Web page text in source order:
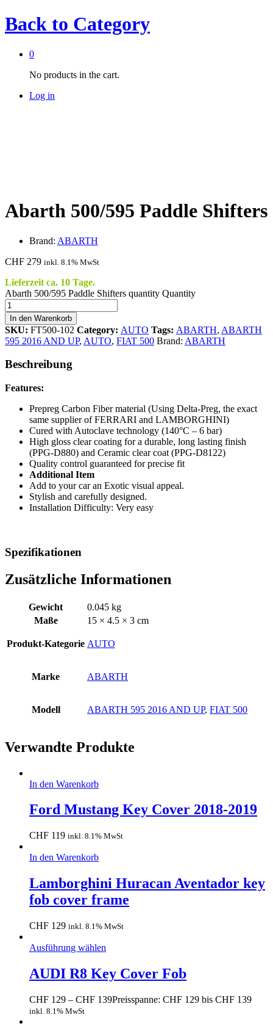
Back to Category
0
No products in the cart.
Log in
Abarth 500/595 Paddle Shifters
Brand: ABARTH
CHF 279 inkl. 8.1% MwSt
Lieferzeit ca. 10 Tage.
Abarth 500/595 Paddle Shifters quantity Quantity
In den Warenkorb
SKU: FT500-102 Category: AUTO Tags: ABARTH, ABARTH
595 2016 AND UP, AUTO, FIAT 500 Brand: ABARTH
Beschreibung
Features:
Prepreg Carbon Fiber material (Using Delta-Preg, the exact
same supplier of FERRARI and LAMBORGHINI)
Cured with Autoclave technology (140°C – 6 bar)
High gloss clear coating for a durable, long lasting finish
(PPG-D880) and Ceramic clear coat (PPG-D8122)
Quality control guaranteed for precise fit
Additional Item
Add to your car an Exotic visual appeal.
Stylish and carefully designed.
Installation Difficulty: Very easy
Spezifikationen
Zusätzliche Informationen
Gewicht
0.045 kg
Maße
15 × 4.5 × 3 cm
Produkt-Kategorie AUTO
Marke ABARTH
Modell ABARTH 595 2016 AND UP, FIAT 500
Verwandte Produkte
In den Warenkorb
Ford Mustang Key Cover 2018-2019
CHF 119 inkl. 8.1% MwSt
In den Warenkorb
Lamborghini Huracan Aventador key
fob cover frame
CHF 129 inkl. 8.1% MwSt
Ausführung wählen
AUDI R8 Key Cover Fob
CHF 129 – CHF 139Preisspanne: CHF 129 bis CHF 139
inkl. 8.1% MwSt